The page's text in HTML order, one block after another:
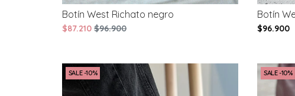
Botín West Richato negro
$87.210 $96.900
Botín
$96.900
SALE -10% SALE -10%